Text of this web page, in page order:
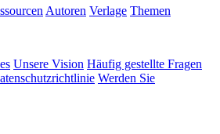
Autoren Verlage Themen
Unsere Vision Häufig gestellte Fragen
Werden Sie